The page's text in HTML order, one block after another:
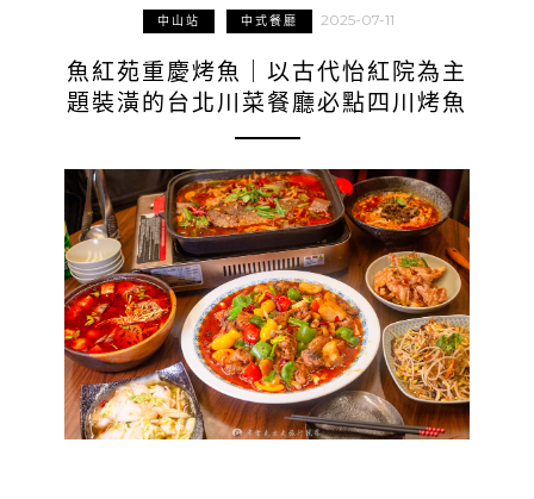
中山站 中式餐廳 2025-07-11
魚紅苑重慶烤魚｜以古代怡紅院為主
題裝潢的台北川菜餐廳必點四川烤魚